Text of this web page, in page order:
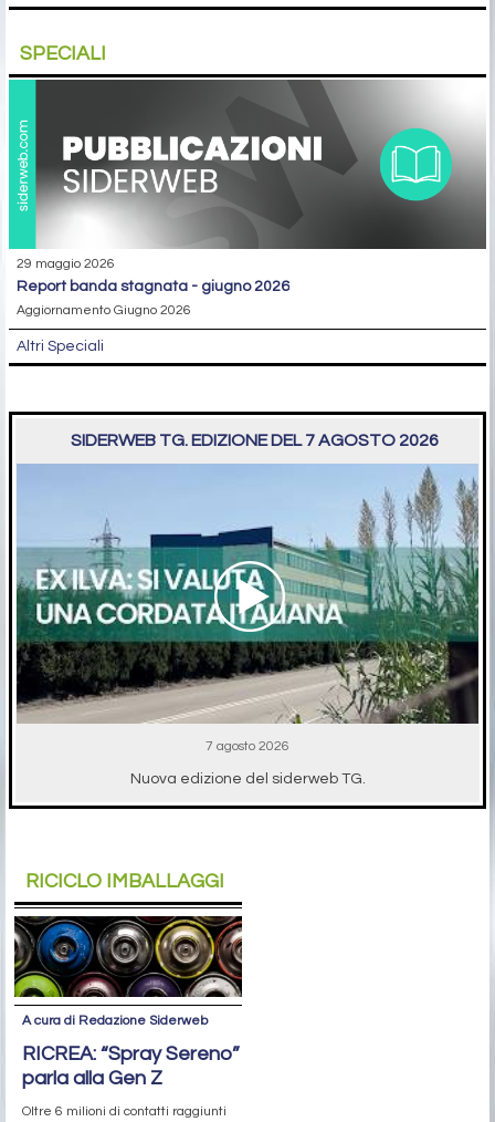
SPECIALI
29 maggio 2026
report banda stagnata - giugno 2026
Aggiornamento Giugno 2026
Altri Speciali
SIDERWEB TG. EDIZIONE DEL 7 AGOSTO 2026
7 agosto 2026
Nuova edizione del siderweb TG.
RICICLO IMBALLAGGI
A cura di Redazione Siderweb
RICREA: “Spray Sereno”
parla alla Gen Z
Oltre 6 milioni di contatti raggiunti